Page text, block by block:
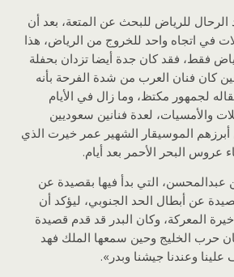
للرياض للبحث عن المتعة، بعد أن
في اتجاه واحد للخروج من الرياض، هذا
فقط، فقد كان جدة أيضا تزدان بحفلة
كان فنان العرب من شدة الفرحة بأنه
لجمهور مكتظ، وما زال في الأيام
والأمسيات، لعدة فنانين سعوديين
الموسيقار الشهير عمر خيرت الذي
البحر الأحمر بعد أيام.
عبدالمحسن، التي بدأ فيها بقصيدة عن
عن أبطال الحد الجنوبي، ليؤكد أن
المعركة، وكان البدر قد قدم قصيدة
حرب الخليج وحين سمعها الملك فهد
وعندنا جيشنا وبدر».